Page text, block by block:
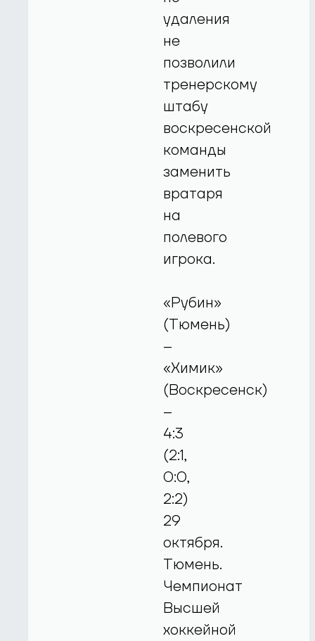
удаления
не
позволили
тренерскому
штабу
воскресенской
команды
заменить
вратаря
на
полевого
игрока.
«Рубин»
(Тюмень)
–
«Химик»
(Воскресенск)
–
4:3
(2:1,
0:0,
2:2)
29
октября.
Тюмень.
Чемпионат
Высшей
хоккейной